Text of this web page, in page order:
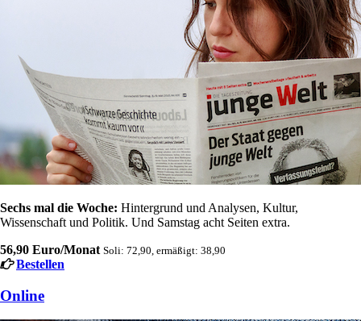
Sechs mal die Woche: Hintergrund und Analysen, Kultur,
Wissenschaft und Politik. Und Samstag acht Seiten extra.
56,90 Euro/Monat Soli: 72,90, ermäßigt: 38,90
Bestellen
Online